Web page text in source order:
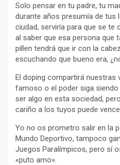
Solo pensar en tu padre, tu
durante años presumía de tus
ciudad, serviría para que se te
al saber que esa persona que
pillen tendrá que ir con la
escuchando que bueno era,
El doping compartirá nuestras
famoso o el poder siga
ser algo en esta sociedad,
cariño a los tuyos puede
Yo no os prometro salir en la
Mundo Deportivo, tampoco
Juegos Paralímpicos, pero sí
«puto amo».